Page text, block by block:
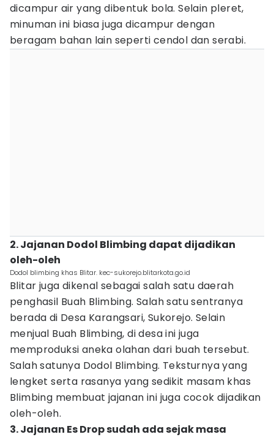
dicampur air yang dibentuk bola. Selain pleret,
minuman ini biasa juga dicampur dengan
beragam bahan lain seperti cendol dan serabi.
2. Jajanan Dodol Blimbing dapat dijadikan
oleh-oleh
Dodol blimbing khas Blitar. kec-sukorejo.blitarkota.go.id
Blitar juga dikenal sebagai salah satu daerah
penghasil Buah Blimbing. Salah satu sentranya
berada di Desa Karangsari, Sukorejo. Selain
menjual Buah Blimbing, di desa ini juga
memproduksi aneka olahan dari buah tersebut.
Salah satunya Dodol Blimbing. Teksturnya yang
lengket serta rasanya yang sedikit masam khas
Blimbing membuat jajanan ini juga cocok dijadikan
oleh-oleh.
3. Jajanan Es Drop sudah ada sejak masa